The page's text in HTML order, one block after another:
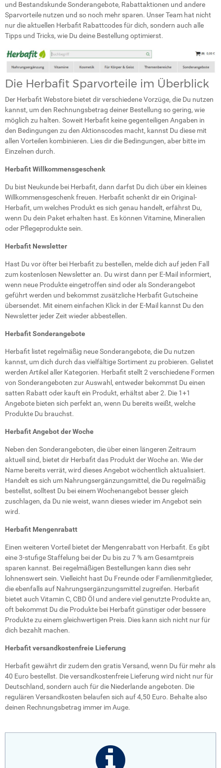
und Bestandskunde Sonderangebote, Rabattaktionen und andere
Sparvorteile nutzen und so noch mehr sparen. Unser Team hat nicht
nur die aktuellen Herbafit Rabattcodes für dich, sondern auch alle
Tipps und Tricks, wie Du deine Bestellung optimierst.
Die Herbafit Sparvorteile im Überblick
Der Herbafit Webstore bietet dir verschiedene Vorzüge, die Du nutzen
kannst, um den Rechnungsbetrag deiner Bestellung so gering, wie
möglich zu halten. Soweit Herbafit keine gegenteiligen Angaben in
den Bedingungen zu den Aktionscodes macht, kannst Du diese mit
allen Vorteilen kombinieren. Lies dir die Bedingungen, aber bitte im
Einzelnen durch.
Herbafit Willkommensgeschenk
Du bist Neukunde bei Herbafit, dann darfst Du dich über ein kleines
Willkommensgeschenk freuen. Herbafit schenkt dir ein Original-
Herbafit, um welches Produkt es sich genau handelt, erfährst Du,
wenn Du dein Paket erhalten hast. Es können Vitamine, Mineralien
oder Pflegeprodukte sein.
Herbafit Newsletter
Hast Du vor öfter bei Herbafit zu bestellen, melde dich auf jeden Fall
zum kostenlosen Newsletter an. Du wirst dann per E-Mail informiert,
wenn neue Produkte eingetroffen sind oder als Sonderangebot
geführt werden und bekommst zusätzliche Herbafit Gutscheine
übersendet. Mit einem einfachen Klick in der E-Mail kannst Du den
Newsletter jeder Zeit wieder abbestellen.
Herbafit Sonderangebote
Herbafit listet regelmäßig neue Sonderangebote, die Du nutzen
kannst, um dich durch das vielfältige Sortiment zu probieren. Gelistet
werden Artikel aller Kategorien. Herbafit stellt 2 verschiedene Formen
von Sonderangeboten zur Auswahl, entweder bekommst Du einen
satten Rabatt oder kauft ein Produkt, erhältst aber 2. Die 1+1
Angebote bieten sich perfekt an, wenn Du bereits weißt, welche
Produkte Du brauchst.
Herbafit Angebot der Woche
Neben den Sonderangeboten, die über einen längeren Zeitraum
aktuell sind, bietet dir Herbafit das Produkt der Woche an. Wie der
Name bereits verrät, wird dieses Angebot wöchentlich aktualisiert.
Handelt es sich um Nahrungsergänzungsmittel, die Du regelmäßig
bestellst, solltest Du bei einem Wochenangebot besser gleich
zuschlagen, da Du nie weist, wann dieses wieder im Angebot sein
wird.
Herbafit Mengenrabatt
Einen weiteren Vorteil bietet der Mengenrabatt von Herbafit. Es gibt
eine 3-stufige Staffelung bei der Du bis zu 7 % am Gesamtpreis
sparen kannst. Bei regelmäßigen Bestellungen kann dies sehr
lohnenswert sein. Vielleicht hast Du Freunde oder Familienmitglieder,
die ebenfalls auf Nahrungsergänzungsmittel zugreifen. Herbafit
bietet auch Vitamin C, CBD Öl und andere viel genutzte Produkte an,
oft bekommst Du die Produkte bei Herbafit günstiger oder bessere
Produkte zu einem gleichwertigen Preis. Dies kann sich nicht nur für
dich bezahlt machen.
Herbafit versandkostenfreie Lieferung
Herbafit gewährt dir zudem den gratis Versand, wenn Du für mehr als
40 Euro bestellst. Die versandkostenfreie Lieferung wird nicht nur für
Deutschland, sondern auch für die Niederlande angeboten. Die
regulären Versandkosten belaufen sich auf 4,50 Euro. Behalte also
deinen Rechnungsbetrag immer im Auge.